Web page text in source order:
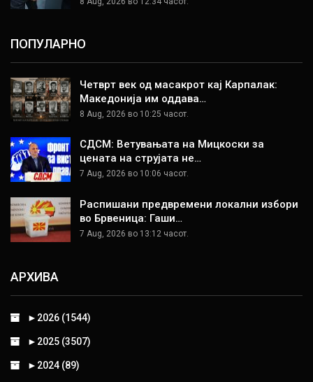
ПОПУЛАРНО
Четврт век од масакрот кај Карпалак:
Македонија им оддава…
8 Aug, 2026 во 10:25 часот.
СДСМ: Ветувањата на Мицкоски за
цената на струјата не…
7 Aug, 2026 во 10:06 часот.
Распишани предвремени локални избори
во Брвеница: Гаши…
7 Aug, 2026 во 13:12 часот.
АРХИВА
► 2026 (1544)
► 2025 (3507)
► 2024 (89)